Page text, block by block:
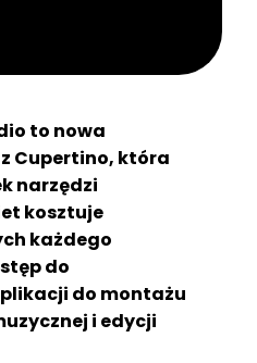
to nowa
Cupertino, która
narzędzi
kosztuje
każdego
do
do montażu
i edycji